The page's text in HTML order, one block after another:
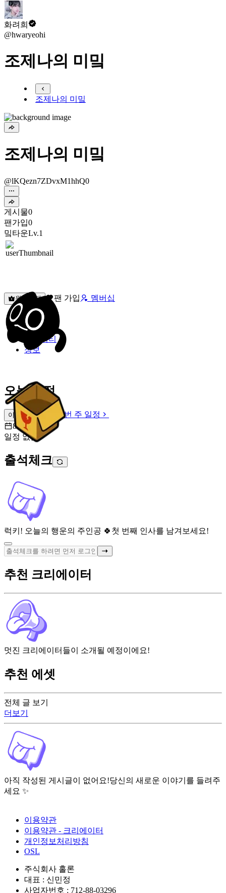
화려희
@hwaryeohi
조제나의 미밐
조제나의 미밐
조제나의 미밐
@lKQezn7ZDvxM1hhQ0
게시물0
팬가입0
밐타운Lv.1
원픽선택 팬 가입 멤버십
밐타운
피드
커뮤니티
정보
오늘 일정
이번 주 일정
이번 주 일정
8월 7일 [금]
일정 없음
출석체크
럭키! 오늘의 행운의 주인공 🍀 첫 번째 인사를 남겨보세요!
전체 글 보기
더보기
아직 작성된 게시글이 없어요!당신의 새로운 이야기를 들려주
세요 ✨
추천 크리에이터
멋진 크리에이터들이 소개될 예정이에요!
추천 에셋
이용약관
이용약관 - 크리에이터
개인정보처리방침
OSL
주식회사 홀론
대표 : 신민정
사업자번호 : 712-88-03296